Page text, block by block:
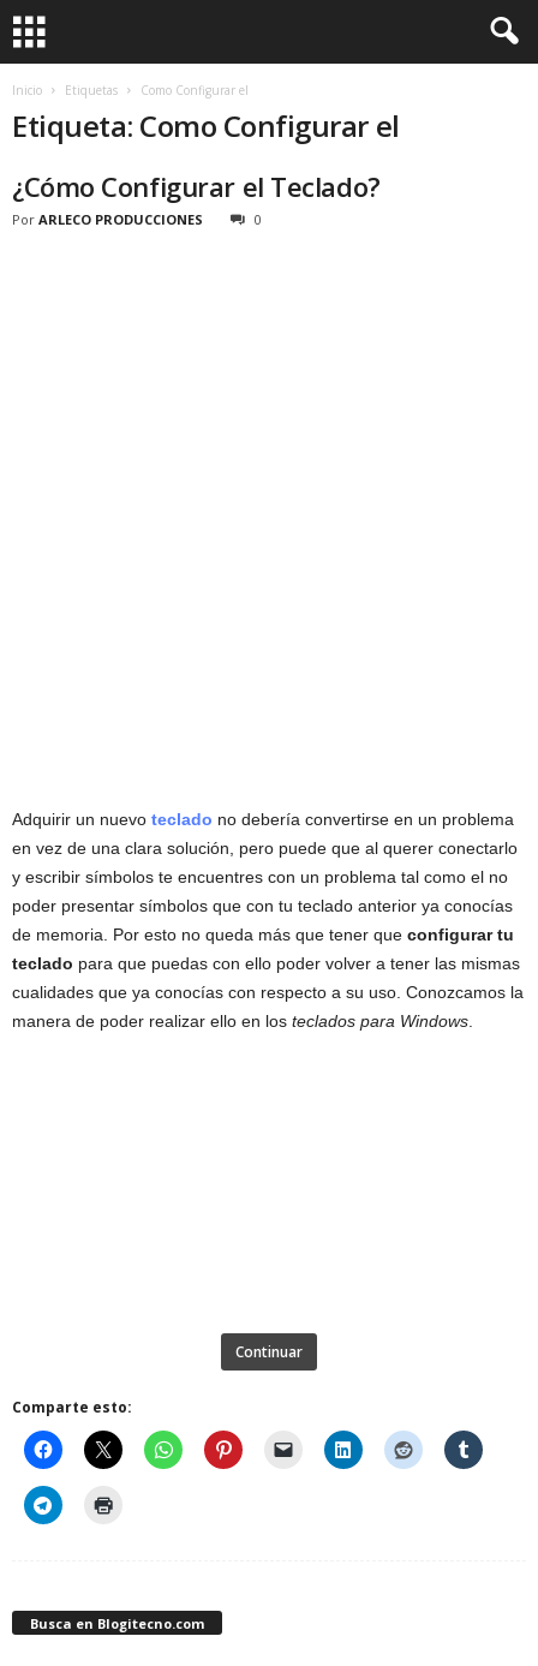
Inicio Etiquetas Como Configurar el
Etiqueta: Como Configurar el
¿Cómo Configurar el Teclado?
Por ARLECO PRODUCCIONES 0
Adquirir un nuevo teclado no debería convertirse en un problema
en vez de una clara solución, pero puede que al querer conectarlo
y escribir símbolos te encuentres con un problema tal como el no
poder presentar símbolos que con tu teclado anterior ya conocías
de memoria. Por esto no queda más que tener que configurar tu
teclado para que puedas con ello poder volver a tener las mismas
cualidades que ya conocías con respecto a su uso. Conozcamos la
manera de poder realizar ello en los teclados para Windows
Continuar
Comparte esto:
Busca en Blogitecno.com